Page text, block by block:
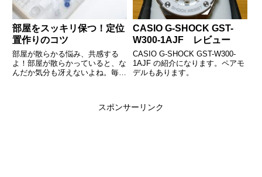
部屋をスッキリ保つ！定位
置作りのコツ
部屋が散らかる悩み、共感する
よ！部屋が散らかっていると、な
んだか気分も冴えないよね。毎日
を読んだら、部屋をスッキリと保
CASIO G-SHOCK GST-
W300-1AJF レビュー
CASIO G-SHOCK GST-W300-
1AJF の紹介になります。ペアモ
デルもあります。
スポンサーリンク